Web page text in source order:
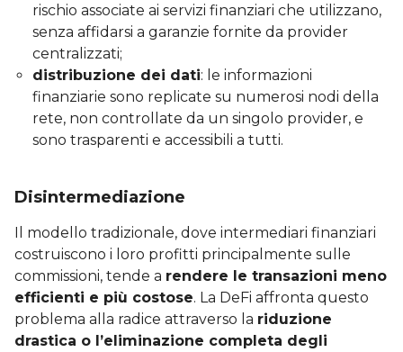
rischio associate ai servizi finanziari che utilizzano,
senza affidarsi a garanzie fornite da provider
centralizzati;
distribuzione dei dati: le informazioni
finanziarie sono replicate su numerosi nodi della
rete, non controllate da un singolo provider, e
sono trasparenti e accessibili a tutti.
Disintermediazione
Il modello tradizionale, dove intermediari finanziari
costruiscono i loro profitti principalmente sulle
commissioni, tende a rendere le transazioni meno
efficienti e più costose. La DeFi affronta questo
problema alla radice attraverso la riduzione
drastica o l’eliminazione completa degli